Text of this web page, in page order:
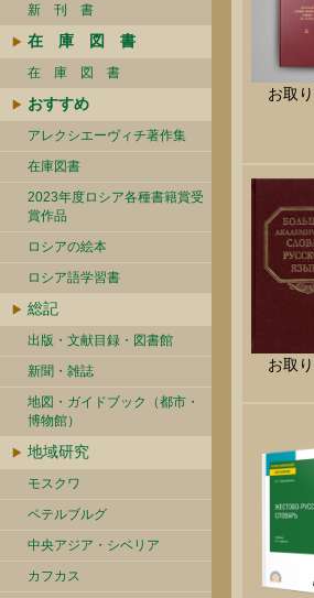
新 刊 書
在 庫 図 書
在 庫 図 書
おすすめ
アレクシエーヴィチ著作集
在庫図書
2023年度ロシア各種書籍賞受
賞作品
ロシアの絵本
ロシア語学習書
総記
出版・文献目録・図書館
新聞・雑誌
地図・ガイドブック（都市・
博物館）
地域研究
モスクワ
ペテルブルグ
中央アジア・シベリア
カフカス
お取
お取